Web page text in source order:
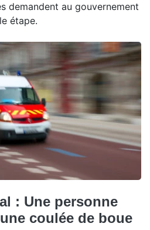
demandent au gouvernement
étape.
: Une personne
coulée de boue